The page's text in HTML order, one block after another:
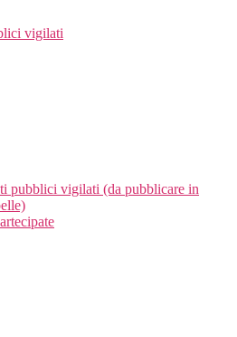
vigilati
pubblici vigilati (da pubblicare in